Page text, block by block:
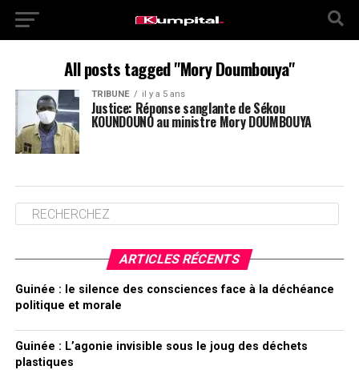
All posts tagged "Mory Doumbouya"
TRIBUNE il y a 5 ans
Justice: Réponse sanglante de Sékou
KOUNDOUNO au ministre Mory DOUMBOUYA
ARTICLES RÉCENTS
Guinée : le silence des consciences face à la déchéance
politique et morale
Guinée : L’agonie invisible sous le joug des déchets
plastiques